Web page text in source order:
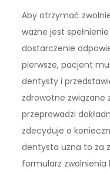
Aby otrzymać
ważne jest
dostarczenie
pierwsze, pacjent
dentysty i
zdrowotne związane
przeprowadzi
zdecyduje o
dentysta uzna to za
formularz zwolnienia